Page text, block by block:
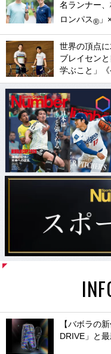
名ランナー
ロンパス®
世界の頂点
ブレイセン
学ぶこと」
【バボラの
DRIVE」と